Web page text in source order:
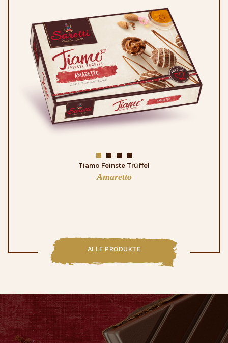
Tiamo Feinste Trüffel
Amaretto
ALLE PRODUKTE